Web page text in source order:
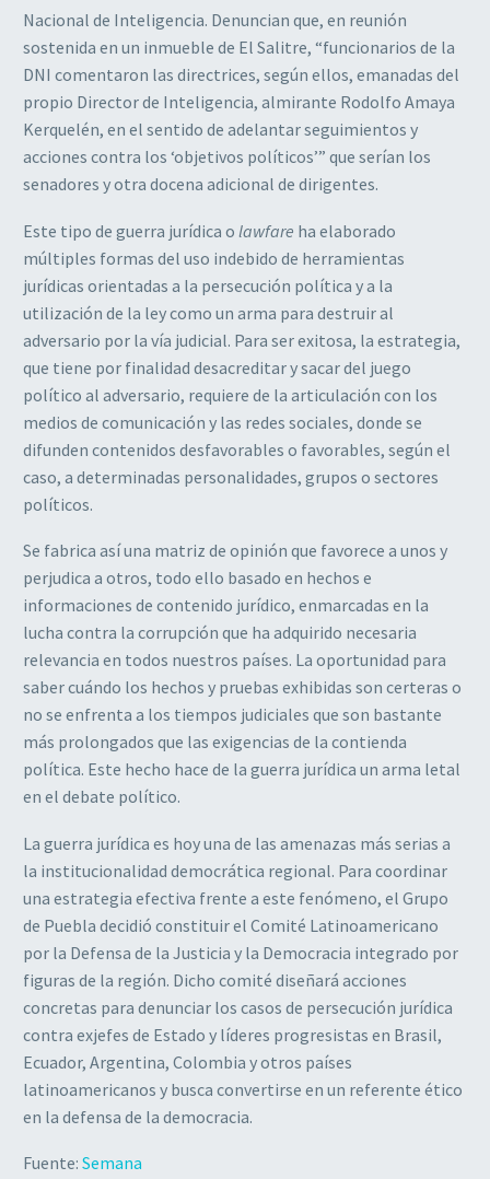
Nacional de Inteligencia. Denuncian que, en reunión
sostenida en un inmueble de El Salitre, “funcionarios de la
DNI comentaron las directrices, según ellos, emanadas del
propio Director de Inteligencia, almirante Rodolfo Amaya
Kerquelén, en el sentido de adelantar seguimientos y
acciones contra los ‘objetivos políticos’” que serían los
senadores y otra docena adicional de dirigentes.
Este tipo de guerra jurídica o lawfare ha elaborado
múltiples formas del uso indebido de herramientas
jurídicas orientadas a la persecución política y a la
utilización de la ley como un arma para destruir al
adversario por la vía judicial. Para ser exitosa, la estrategia,
que tiene por finalidad desacreditar y sacar del juego
político al adversario, requiere de la articulación con los
medios de comunicación y las redes sociales, donde se
difunden contenidos desfavorables o favorables, según el
caso, a determinadas personalidades, grupos o sectores
políticos.
Se fabrica así una matriz de opinión que favorece a unos y
perjudica a otros, todo ello basado en hechos e
informaciones de contenido jurídico, enmarcadas en la
lucha contra la corrupción que ha adquirido necesaria
relevancia en todos nuestros países. La oportunidad para
saber cuándo los hechos y pruebas exhibidas son certeras o
no se enfrenta a los tiempos judiciales que son bastante
más prolongados que las exigencias de la contienda
política. Este hecho hace de la guerra jurídica un arma letal
en el debate político.
La guerra jurídica es hoy una de las amenazas más serias a
la institucionalidad democrática regional. Para coordinar
una estrategia efectiva frente a este fenómeno, el Grupo
de Puebla decidió constituir el Comité Latinoamericano
por la Defensa de la Justicia y la Democracia integrado por
figuras de la región. Dicho comité diseñará acciones
concretas para denunciar los casos de persecución jurídica
contra exjefes de Estado y líderes progresistas en Brasil,
Ecuador, Argentina, Colombia y otros países
latinoamericanos y busca convertirse en un referente ético
en la defensa de la democracia.
Fuente: Semana